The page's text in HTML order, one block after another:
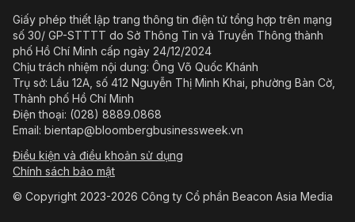
Giấy phép thiết lập trang thông tin điện tử tổng hợp trên mạng
số 30/ GP-STTTT do Sở Thông Tin và Truyền Thông thành
phố Hồ Chí Minh cấp ngày 24/12/2024
Chịu trách nhiệm nội dung: Ông Võ Quốc Khánh
Trụ sở: Lầu 12A, số 412 Nguyễn Thị Minh Khai, phường Bàn Cờ,
Thành phố Hồ Chí Minh
Điện thoại: (028) 8889.0868
Email: bientap@bloombergbusinessweek.vn
Điều kiện và điều khoản sử dụng
Chính sách bảo mật
© Copyright 2023-2026 Công ty Cổ phần Beacon Asia Media